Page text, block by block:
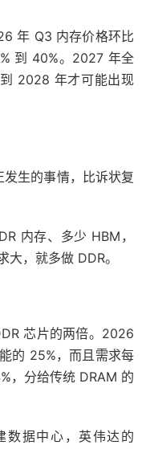
年 Q3 内存价格环比
到 40%。2027 年全
2028 年才可能出现
生的事情，比诉状复
内存、多少 HBM，
，就多做 DDR。
芯片的两倍。2026
的 25%，而且需求每
，分给传统 DRAM 的
数据中心，英伟达的